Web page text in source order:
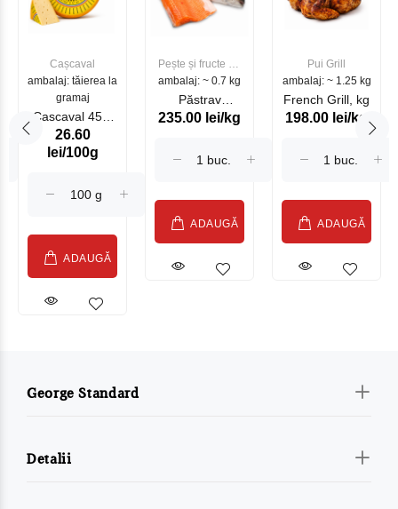
Cașcaval
ambalaj: tăierea la
gramaj
Cascaval 45%
Maasdam
Sublime Cow
26.60
lei/100g
ADAUGĂ
Pește și fructe de
mare
ambalaj: ~ 0.7 kg
Păstrav
Somonat
235.00 lei/kg
ADAUGĂ
Pui Grill
ambalaj: ~ 1.25 kg
French Grill, kg
198.00 lei/kg
ADAUGĂ
George Standard
Detalii